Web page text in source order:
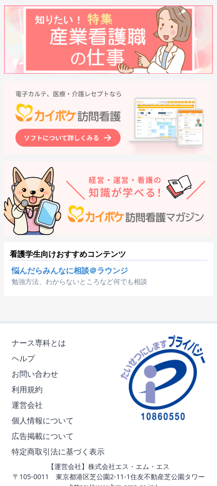
看護学生向けおすすめコンテンツ
悩んだらみんなに相談＠ラウンジ
勉強方法、わからないところなど何でも相談
ナース専科とは
ヘルプ
お問い合わせ
利用規約
運営会社
個人情報について
広告掲載について
特定商取引法に基づく表示
【運営会社】株式会社エス・エム・エス
〒105-0011 東京都港区芝公園2-11-1住友不動産芝公園タワー